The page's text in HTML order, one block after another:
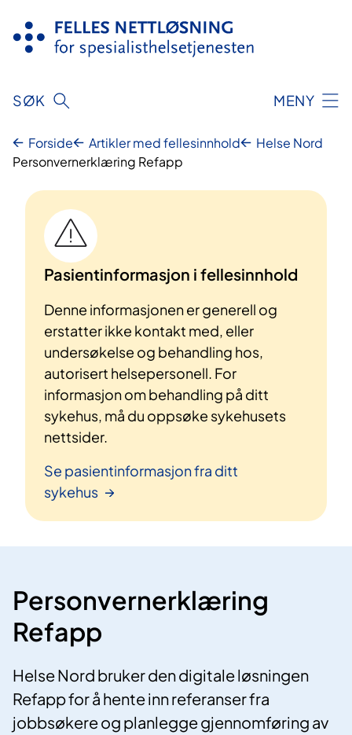
innhold
SØK MENY
Forside Artikler med fellesinnhold
Helse Nord
Personvernerklæring Refapp
Pasientinformasjon i fellesinnhold
Denne informasjonen er generell og
erstatter ikke kontakt med, eller
undersøkelse og behandling hos,
autorisert helsepersonell. For
informasjon om behandling på ditt
sykehus, må du oppsøke sykehusets
nettsider.
Se pasientinformasjon fra ditt
sykehus
Personvernerklæring
Refapp
Helse Nord bruker den digitale løsningen
Refapp for å hente inn referanser fra
jobbsøkere og planlegge gjennomføring av